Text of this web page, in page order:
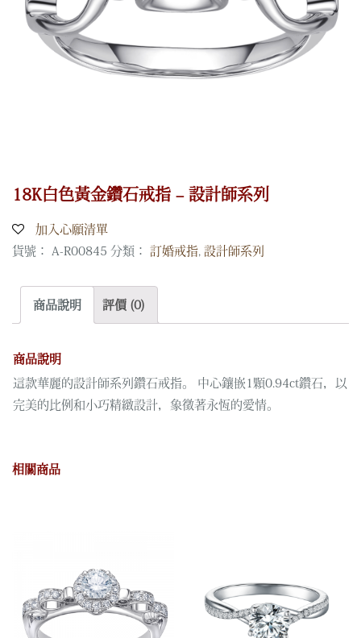
18K白色黃金鑽石戒指 – 設計師系列
加入心願清單
貨號： A-R00845 分類： 訂婚戒指, 設計師系列
商品說明 評價 (0)
商品說明
這款華麗的設計師系列鑽石戒指。 中心鑲嵌1顆0.94ct鑽石，以
完美的比例和小巧精緻設計，象徵著永恆的愛情。
相關商品